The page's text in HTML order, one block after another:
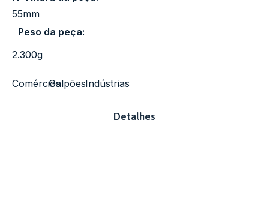
55mm
Peso da peça:
2.300g
ComérciosGalpõesIndústrias
Detalhes